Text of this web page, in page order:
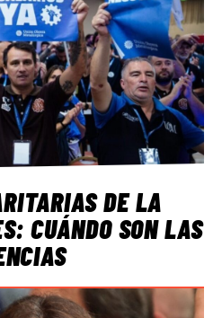
DE LA
CUÁNDO SON LAS